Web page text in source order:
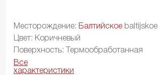
Месторождение: Балтийское baltijskoe
Цвет: Коричневый
Поверхность: Термообработанная
Все
характеристики